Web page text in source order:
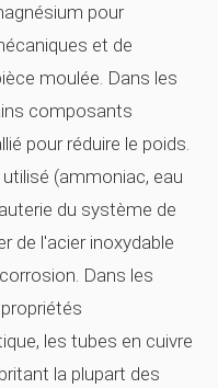
pour
et de
moulée. Dans les
composants
pour réduire le poids.
(ammoniac, eau
du système de
de l'acier inoxydable
Dans les
les tubes en cuivre
la plupart des